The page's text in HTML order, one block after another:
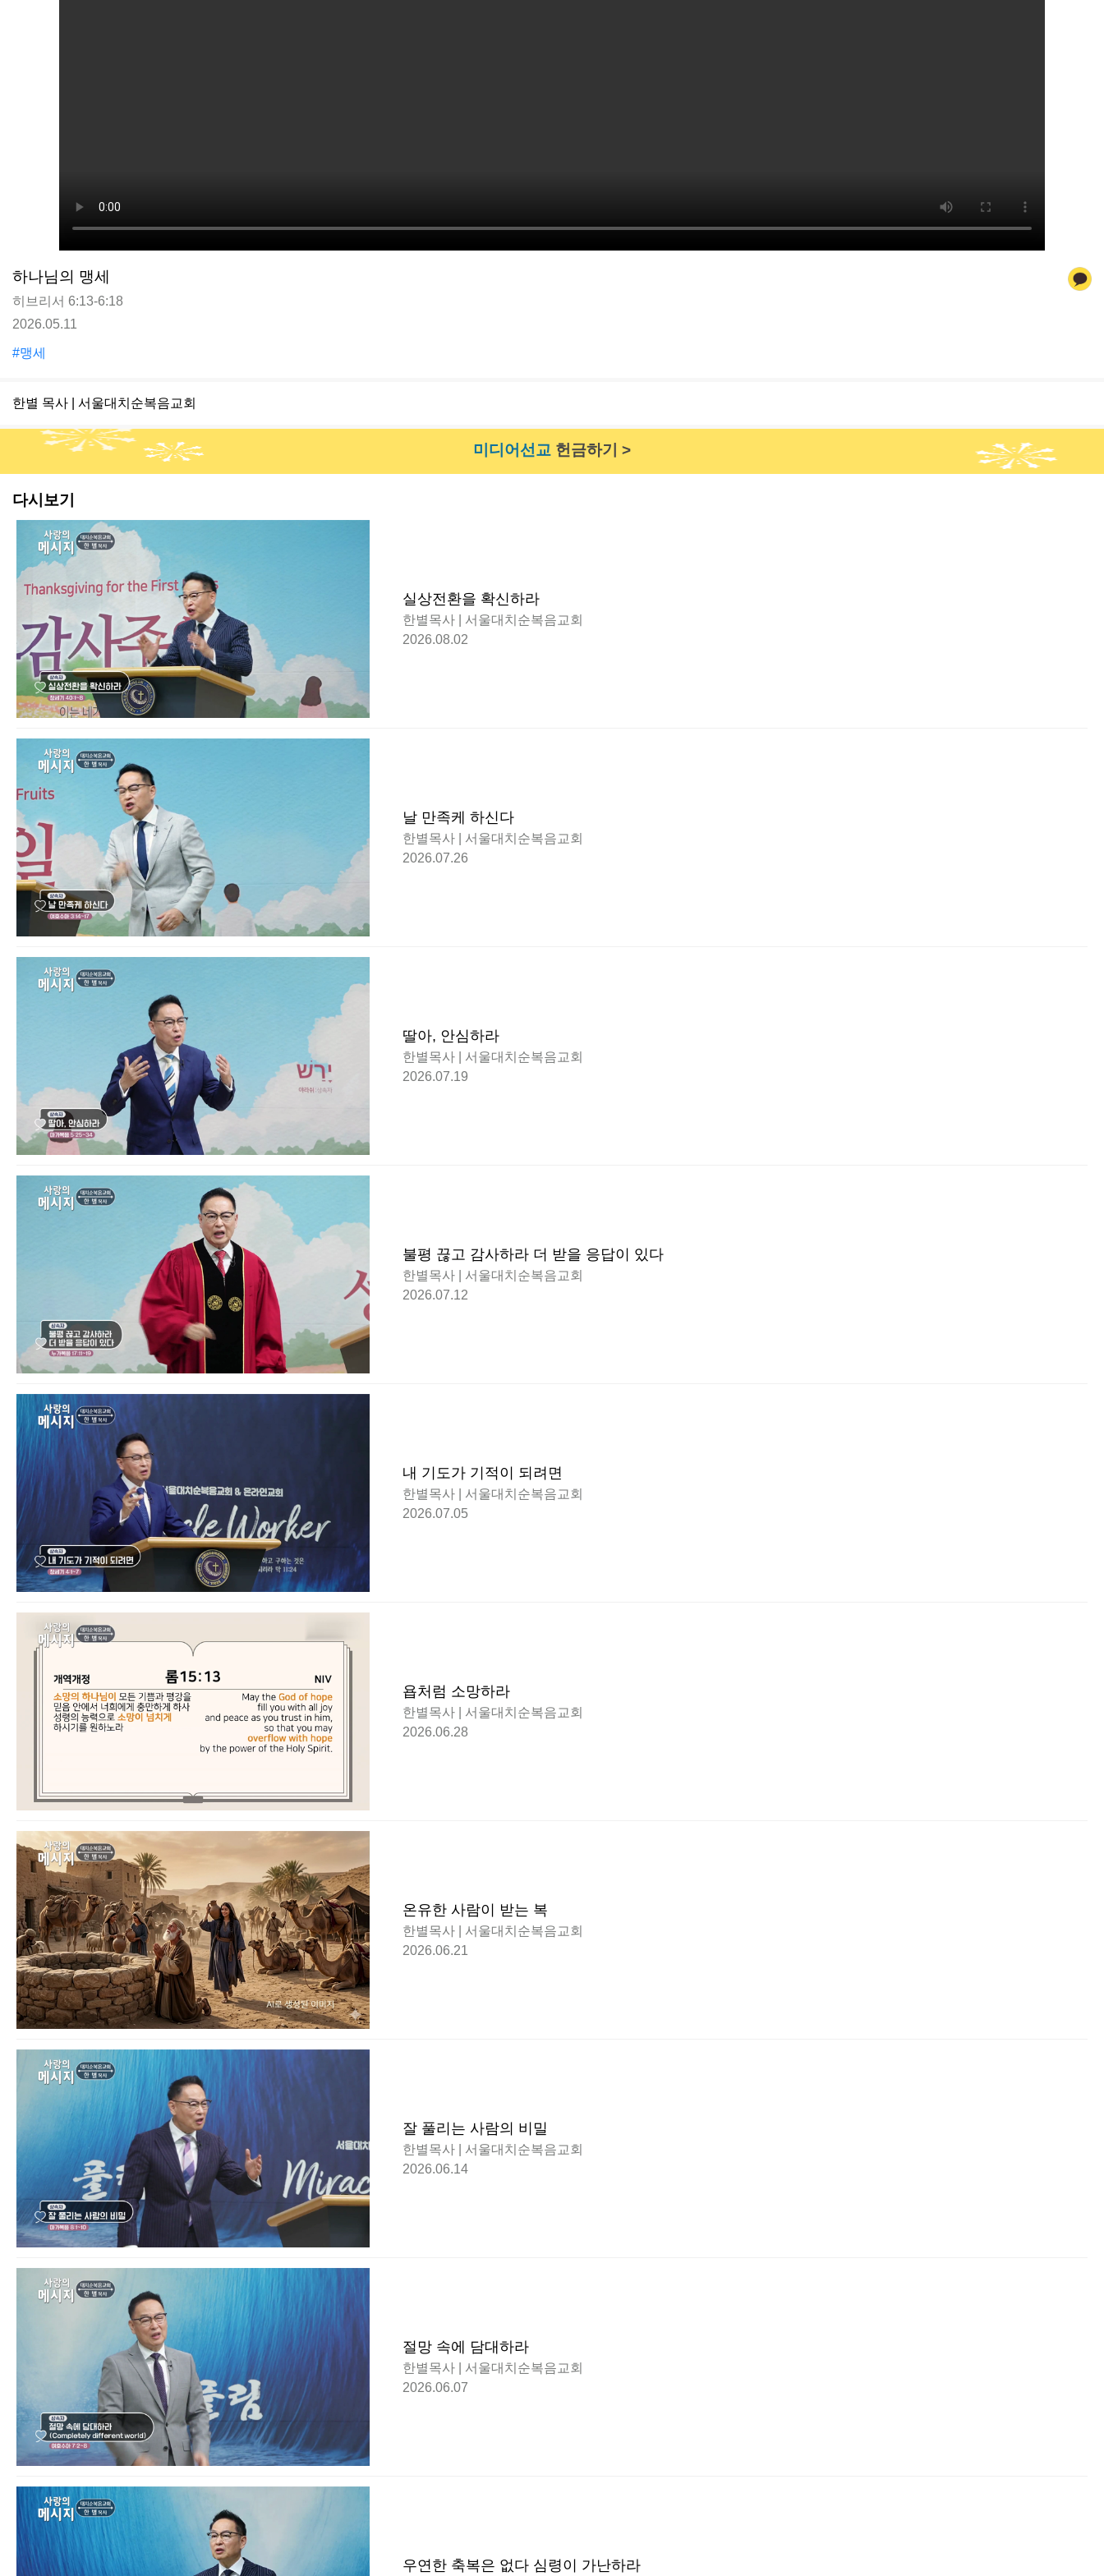
하나님의 맹세
히브리서 6:13-6:18
2026.05.11
#맹세
한별 목사 | 서울대치순복음교회
미디어선교 헌금하기 >
다시보기
실상전환을 확신하라
한별목사 | 서울대치순복음교회
2026.08.02
날 만족케 하신다
한별목사 | 서울대치순복음교회
2026.07.26
딸아, 안심하라
한별목사 | 서울대치순복음교회
2026.07.19
불평 끊고 감사하라 더 받을 응답이 있다
한별목사 | 서울대치순복음교회
2026.07.12
내 기도가 기적이 되려면
한별목사 | 서울대치순복음교회
2026.07.05
욥처럼 소망하라
한별목사 | 서울대치순복음교회
2026.06.28
온유한 사람이 받는 복
한별목사 | 서울대치순복음교회
2026.06.21
잘 풀리는 사람의 비밀
한별목사 | 서울대치순복음교회
2026.06.14
절망 속에 담대하라
한별목사 | 서울대치순복음교회
2026.06.07
우연한 축복은 없다 심령이 가난하라